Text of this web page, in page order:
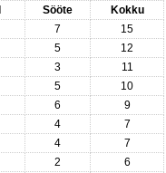
Sööte
Kokku
7
15
5
12
3
11
5
10
6
9
4
7
4
7
2
6